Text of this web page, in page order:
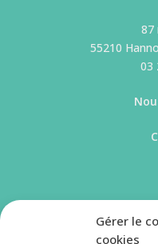
Gérer le
cookies
87
55210
03
L’Écomusée